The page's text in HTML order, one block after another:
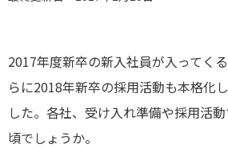
2017年度新卒の新入社員が入ってく
らに2018年新卒の採用活動も本格化
した。各社、受け入れ準備や採用活
頃でしょうか。